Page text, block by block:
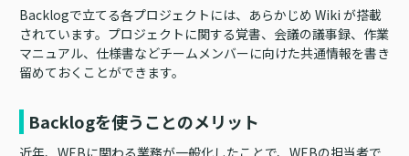
Backlogで立てる各プロジェクトには、あらかじめ Wiki が搭載
されています。プロジェクトに関する覚書、会議の議事録、作業
マニュアル、仕様書などチームメンバーに向けた共通情報を書き
留めておくことができます。
Backlogを使うことのメリット
近年、WEBに関わる業務が一般化したことで、WEBの担当者で